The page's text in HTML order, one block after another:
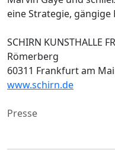
eine Strategie,
SCHIRN KUNSTHALLE
Römerberg
60311 Frankfurt am
www.schirn.de
Presse